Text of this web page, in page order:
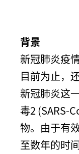
背景
新冠肺炎疫
目前为止，
新冠肺炎这
毒2 (SARS-
物。由于有
至数年的时